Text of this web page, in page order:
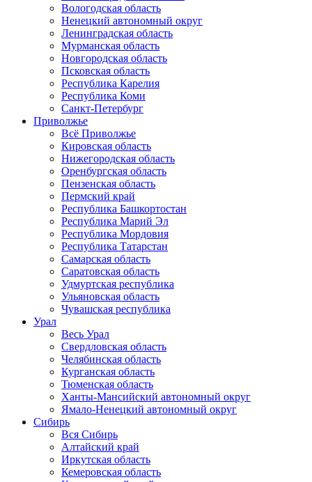
Вологодская область
Ненецкий автономный округ
Ленинградская область
Мурманская область
Новгородская область
Псковская область
Республика Карелия
Республика Коми
Санкт-Петербург
Приволжье
Всё Приволжье
Кировская область
Нижегородская область
Оренбургская область
Пензенская область
Пермский край
Республика Башкортостан
Республика Марий Эл
Республика Мордовия
Республика Татарстан
Самарская область
Саратовская область
Удмуртская республика
Ульяновская область
Чувашская республика
Урал
Весь Урал
Свердловская область
Челябинская область
Курганская область
Тюменская область
Ханты-Мансийский автономный округ
Ямало-Ненецкий автономный округ
Сибирь
Вся Сибирь
Алтайский край
Иркутская область
Кемеровская область